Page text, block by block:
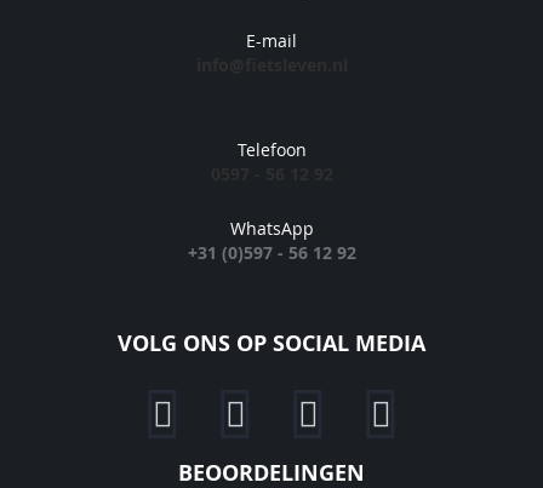
E-mail
Telefoon
WhatsApp
+31 (0)597 - 56 12 92
VOLG ONS OP SOCIAL MEDIA
BEOORDELINGEN